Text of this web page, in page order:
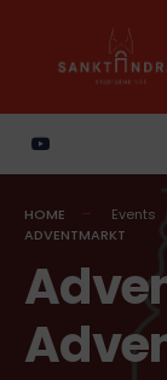
content
HOME Events
ADVENTMARKT